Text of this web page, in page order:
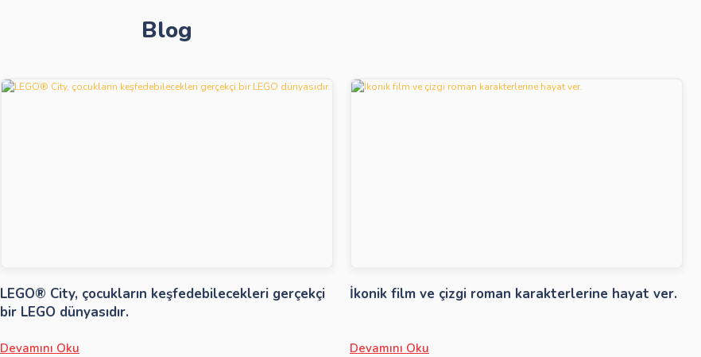
Blog
LEGO® City, çocukların keşfedebilecekleri gerçekçi
bir LEGO dünyasıdır.
Devamını Oku
İkonik film ve çizgi roman karakterlerine hayat ver.
Devamını Oku